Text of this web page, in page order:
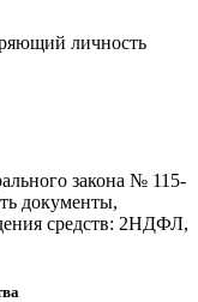
личность
закона № 115-
документы,
средств: 2НДФЛ,